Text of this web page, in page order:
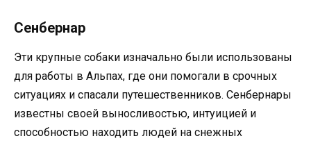
Сенбернар
Эти крупные собаки изначально были использованы
для работы в Альпах, где они помогали в срочных
ситуациях и спасали путешественников. Сенбернары
известны своей выносливостью, интуицией и
способностью находить людей на снежных